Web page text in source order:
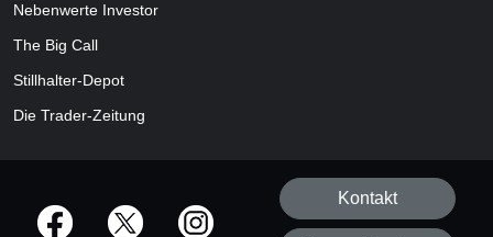
Nebenwerte Investor
The Big Call
Stillhalter-Depot
Die Trader-Zeitung
offizielle Social Media-Accounts
Kontakt